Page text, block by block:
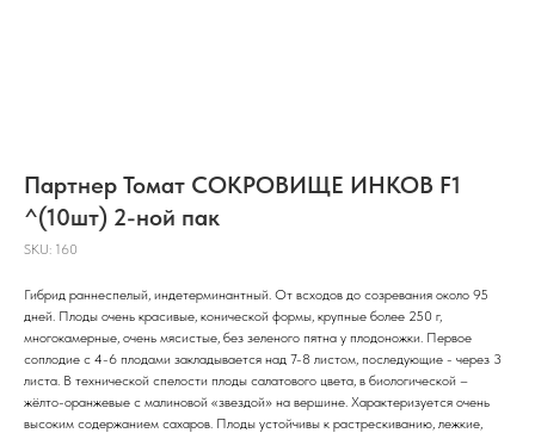
Партнер Томат СОКРОВИЩЕ ИНКОВ F1
^(10шт) 2-ной пак
SKU: 160
Гибрид раннеспелый, индетерминантный. От всходов до созревания около 95
дней. Плоды очень красивые, конической формы, крупные более 250 г,
многокамерные, очень мясистые, без зеленого пятна у плодоножки. Первое
соплодие с 4-6 плодами закладывается над 7-8 листом, последующие - через 3
листа. В технической спелости плоды салатового цвета, в биологической –
жёлто-оранжевые с малиновой «звездой» на вершине. Характеризуется очень
высоким содержанием сахаров. Плоды устойчивы к растрескиванию, лежкие,